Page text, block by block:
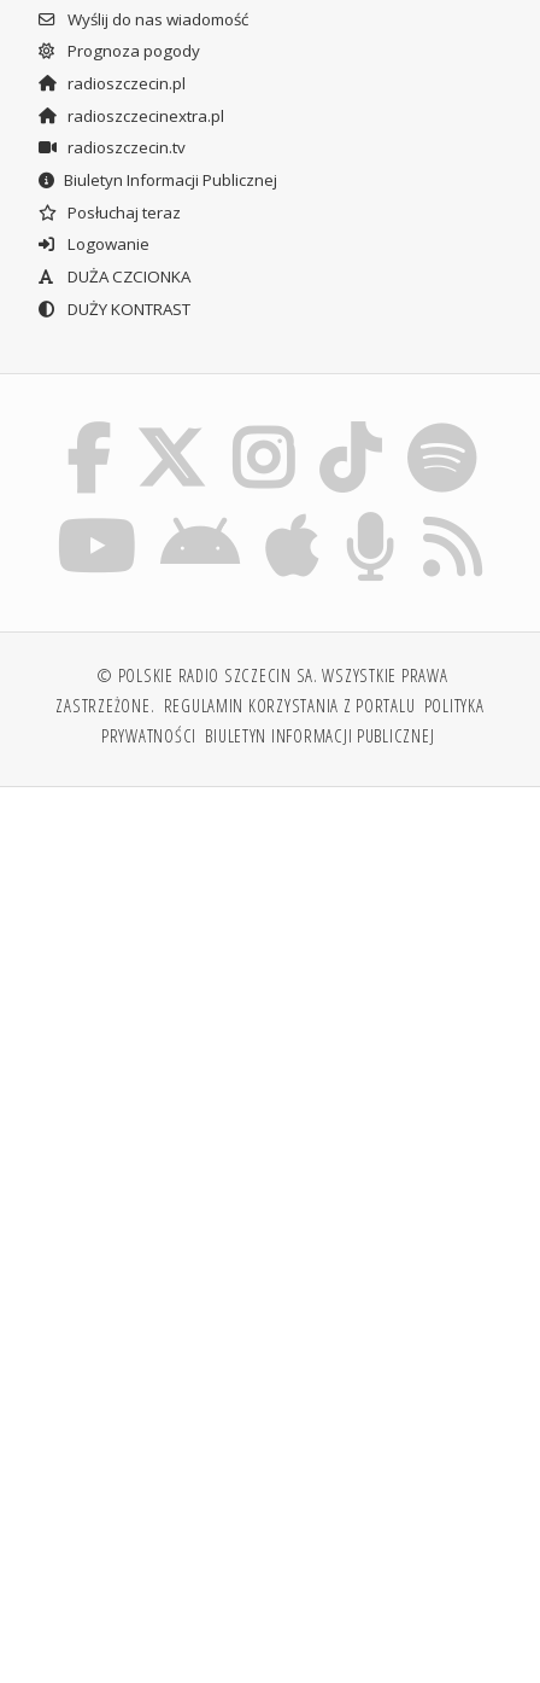
Wyślij do nas wiadomość
Prognoza pogody
radioszczecin.pl
radioszczecinextra.pl
radioszczecin.tv
Biuletyn Informacji Publicznej
Posłuchaj teraz
Logowanie
DUŻA CZCIONKA
DUŻY KONTRAST
© POLSKIE RADIO SZCZECIN SA. WSZYSTKIE PRAWA
ZASTRZEŻONE. REGULAMIN KORZYSTANIA Z PORTALU POLITYKA
PRYWATNOŚCI BIULETYN INFORMACJI PUBLICZNEJ